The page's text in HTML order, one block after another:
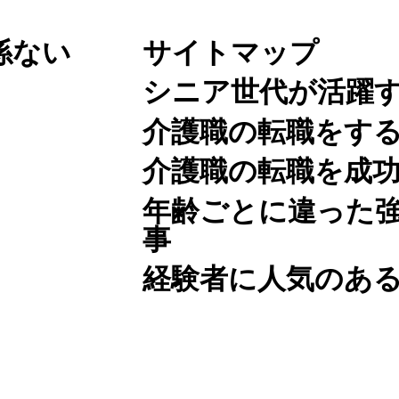
ない
サイトマップ
シニア世代が活躍
介護職の転職をす
介護職の転職を成
年齢ごとに違った
事
経験者に人気のあ